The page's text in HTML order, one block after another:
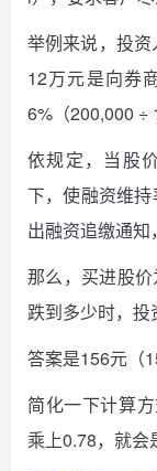
举例来说，投
12万元是向券
6%（200,000 ÷
依规定，当股
下，使融资维
出融资追缴通知
那么，买进股
跌到多少时，投
答案是156元（
简化一下计算
乘上0.78，就会